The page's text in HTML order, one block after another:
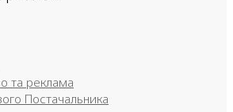
та реклама
Постачальника